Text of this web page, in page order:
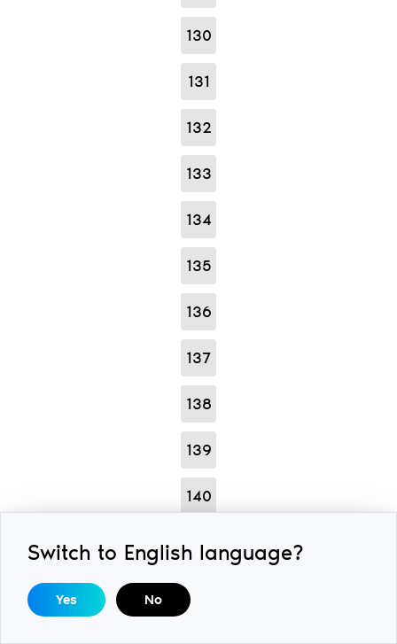
130
131
132
133
134
135
136
137
138
139
140
141
142
Switch to English language?
Yes No